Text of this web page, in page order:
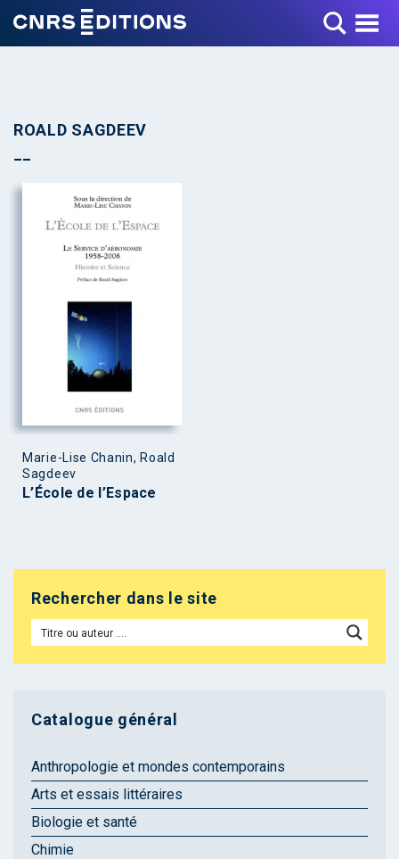
Toggle Menu
ROALD SAGDEEV
Marie-Lise Chanin, Roald
Sagdeev
L’École de l’Espace
Rechercher dans le site
Catalogue général
Anthropologie et mondes contemporains
Arts et essais littéraires
Biologie et santé
Chimie